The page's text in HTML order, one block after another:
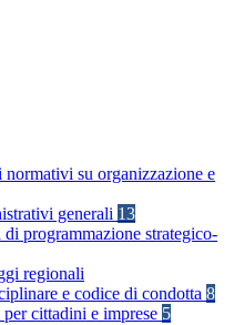
su organizzazione e
generali 13
programmazione strategico-
regionali
e codice di condotta 8
cittadini e imprese 5